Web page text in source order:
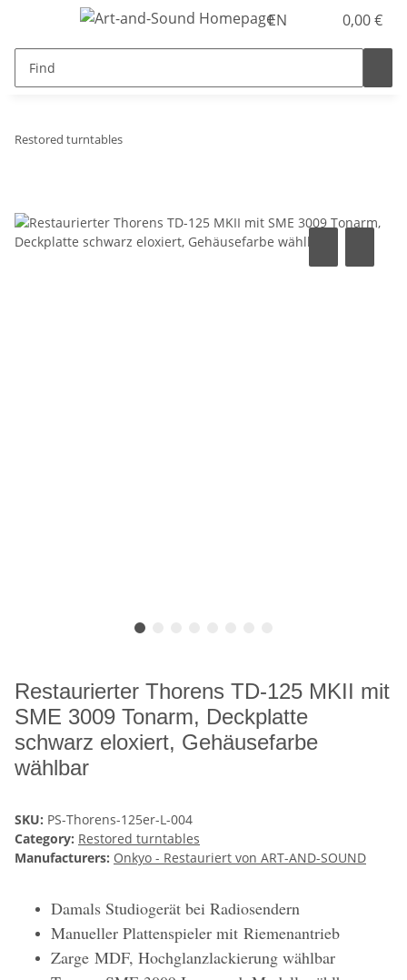
EN 0,00 €
Restored turntables
Restaurierter Thorens TD-125 MKII mit
SME 3009 Tonarm, Deckplatte
schwarz eloxiert, Gehäusefarbe
wählbar
SKU: PS-Thorens-125er-L-004
Category: Restored turntables
Manufacturers: Onkyo - Restauriert von ART-AND-SOUND
Damals Studiogerät bei Radiosendern
Manueller Plattenspieler mit Riemenantrieb
Zarge MDF, Hochglanzlackierung wählbar